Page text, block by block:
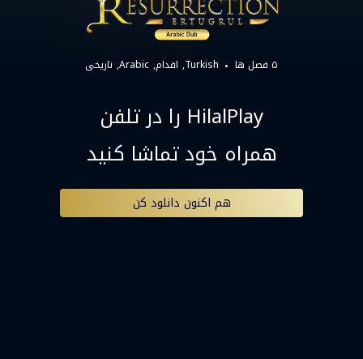
۵ فصل ها Turkish اقدام Arabic تاریخی
HilalPlay را در تلفن
همراه خود تماشا کنید
هم اکنون دانلود کن